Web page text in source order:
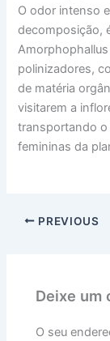
O odor intenso
decomposição,
polinizadores,
de matéria
visitarem a
transportando o
femininas da
PREVIOUS
Deixe um
O seu